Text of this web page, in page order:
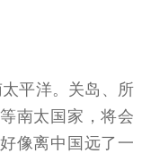
平洋。关岛、所
南太国家，将会
像离中国远了一